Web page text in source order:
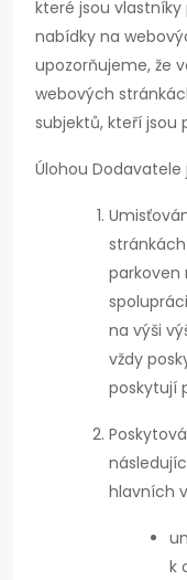
které jsou
nabídky na
upozorňujeme, že
webových
subjektů, kteří jsou
Úlohou Dodavatele
parkoven
na výši
vždy
poskytují
hlavních
k